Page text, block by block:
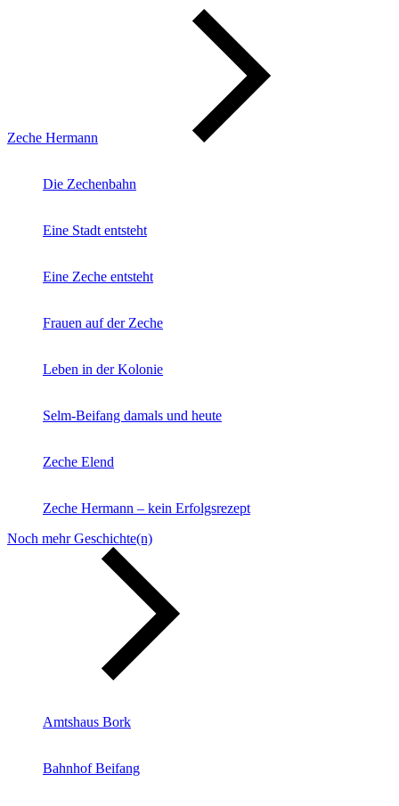
Zeche Hermann
Die Zechenbahn
Eine Stadt entsteht
Eine Zeche entsteht
Frauen auf der Zeche
Leben in der Kolonie
Selm-Beifang damals und heute
Zeche Elend
Zeche Hermann – kein Erfolgsrezept
Noch mehr Geschichte(n)
Amtshaus Bork
Bahnhof Beifang